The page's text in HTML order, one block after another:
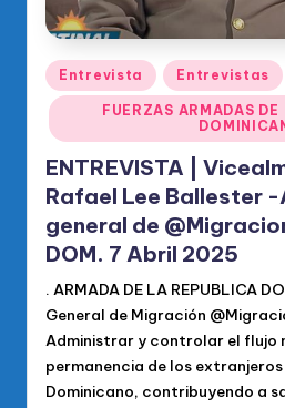
Publicado
en
Entrevista Entrevistas
FUERZAS ARMADAS
ENTREVISTA |
Rafael Lee Ballester
general de
DOM. 7 Abril 2025
. ARMADA DE LA REPUBLICA
General de Migración
Administrar y controlar el flujo
permanencia de los
Dominicano, contribuyendo a